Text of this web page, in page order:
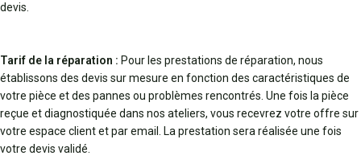
devis.
Tarif de la réparation : Pour les prestations de réparation, nous
établissons des devis sur mesure en fonction des caractéristiques de
votre pièce et des pannes ou problèmes rencontrés. Une fois la pièce
reçue et diagnostiquée dans nos ateliers, vous recevrez votre offre sur
votre espace client et par email. La prestation sera réalisée une fois
votre devis validé.